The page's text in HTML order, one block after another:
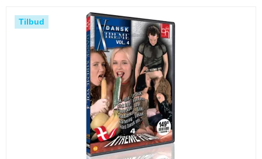
Tilbud